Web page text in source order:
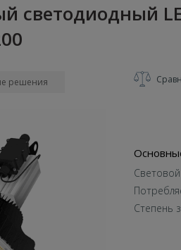
светодиодный
решения
Степень